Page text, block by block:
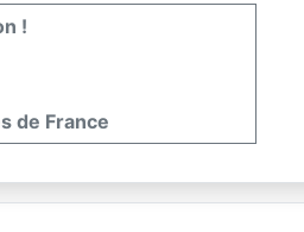
!
de France